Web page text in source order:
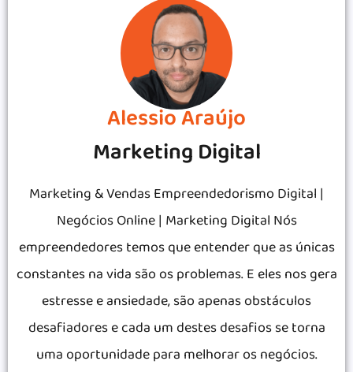
Alessio Araújo
Marketing Digital
Marketing & Vendas Empreendedorismo Digital |
Negócios Online | Marketing Digital Nós
empreendedores temos que entender que as únicas
constantes na vida são os problemas. E eles nos gera
estresse e ansiedade, são apenas obstáculos
desafiadores e cada um destes desafios se torna
uma oportunidade para melhorar os negócios.